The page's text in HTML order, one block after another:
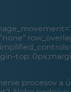
top:
procesov a